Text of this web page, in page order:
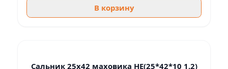
В корзину
Сальник 25х42 маховика НЕ(25*42*10 1.2)